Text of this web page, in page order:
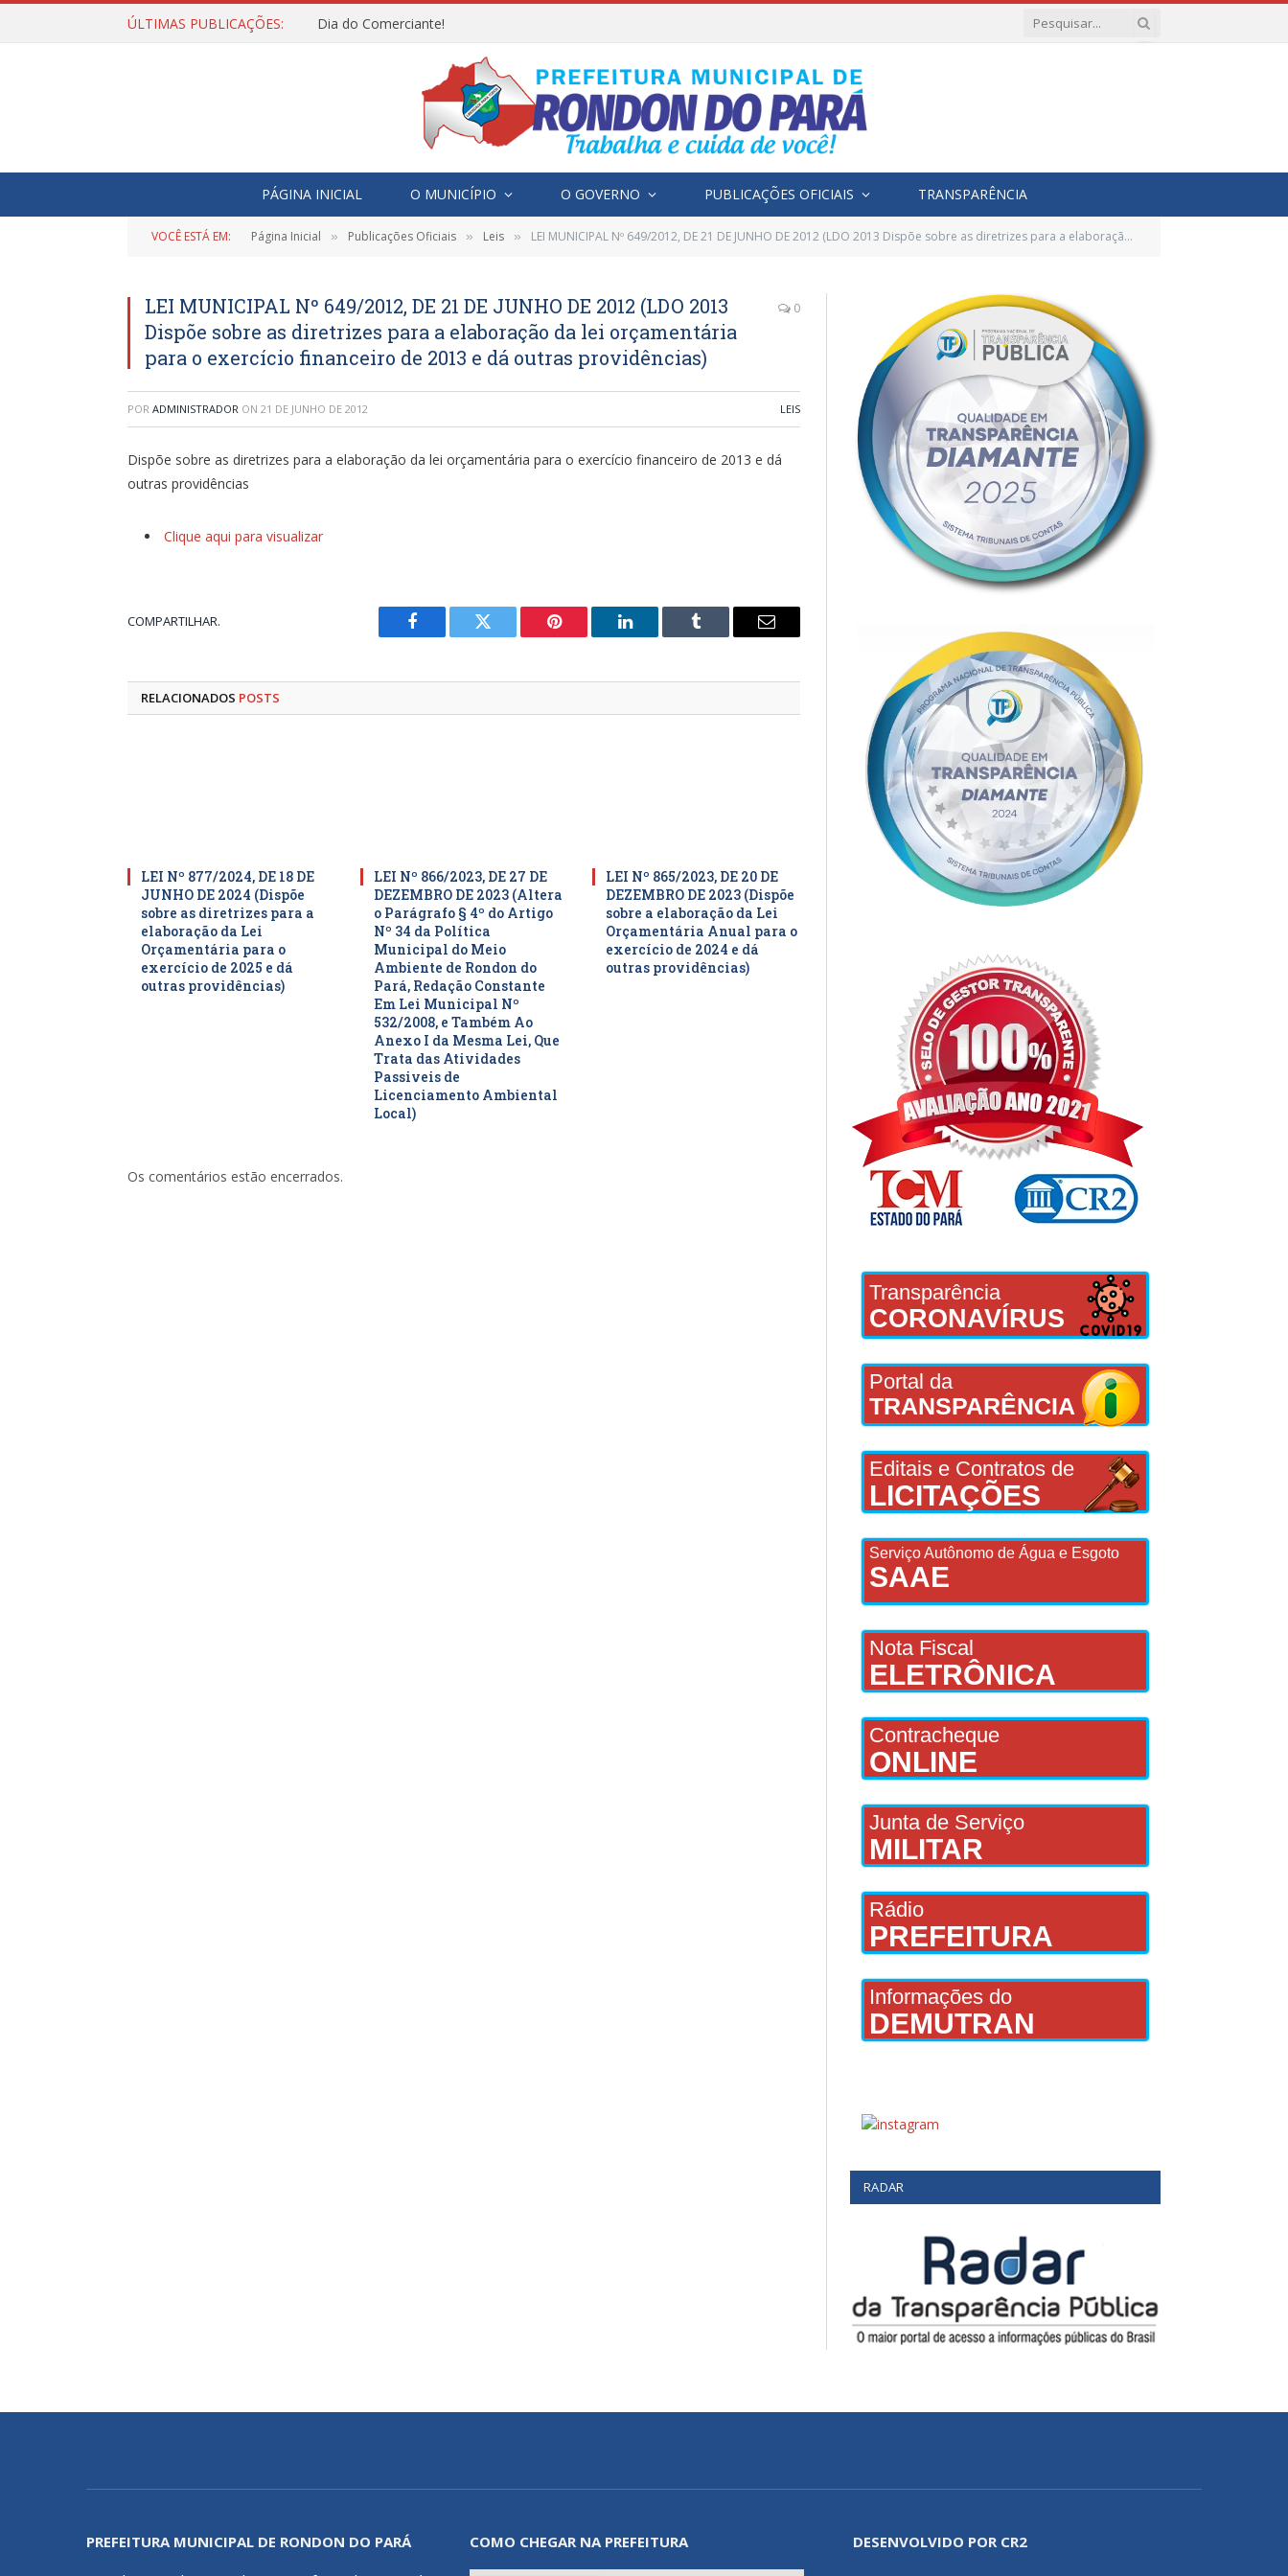
ÚLTIMAS PUBLICAÇÕES: Dia do Comerciante!
PÁGINA INICIAL O MUNICÍPIO O GOVERNO PUBLICAÇÕES OFICIAIS TRANSPARÊNCIA
VOCÊ ESTÁ EM: Página Inicial » Publicações Oficiais » Leis » LEI MUNICIPAL Nº 649/2012, DE 21 DE JUNHO DE 2012 (LDO 2013 Dispõe sobre as diretrizes para a elaboração da lei orçamentária para o exercício financeiro de 2013 e dá outras providências)
LEI MUNICIPAL Nº 649/2012, DE 21 DE JUNHO DE 2012 (LDO 2013
Dispõe sobre as diretrizes para a elaboração da lei orçamentária
para o exercício financeiro de 2013 e dá outras providências)
0
POR ADMINISTRADOR ON 21 DE JUNHO DE 2012 LEIS
Dispõe sobre as diretrizes para a elaboração da lei orçamentária para o exercício financeiro de 2013 e dá
outras providências
Clique aqui para visualizar
COMPARTILHAR.
Facebook Twitter Pinterest LinkedIn Tumblr
E-
RELACIONADOS POSTS
LEI Nº 877/2024, DE 18 DE
JUNHO DE 2024 (Dispõe
sobre as diretrizes para a
elaboração da Lei
Orçamentária para o
exercício de 2025 e dá
outras providências)
LEI Nº 866/2023, DE 27 DE
DEZEMBRO DE 2023 (Altera
o Parágrafo § 4º do Artigo
Nº 34 da Política
Municipal do Meio
Ambiente de Rondon do
Pará, Redação Constante
Em Lei Municipal Nº
532/2008, e Também Ao
Anexo I da Mesma Lei, Que
Trata das Atividades
Passiveis de
Licenciamento Ambiental
Local)
LEI Nº 865/2023, DE 20 DE
DEZEMBRO DE 2023 (Dispõe
sobre a elaboração da Lei
Orçamentária Anual para o
exercício de 2024 e dá
outras providências)
Os comentários estão encerrados.
Transparência
CORONAVÍRUS
Portal da
TRANSPARÊNCIA
Editais e Contratos de
LICITAÇÕES
Serviço Autônomo de Água e Esgoto
SAAE
Nota Fiscal
ELETRÔNICA
Contracheque
ONLINE
Junta de Serviço
MILITAR
Rádio
PREFEITURA
Informações do
DEMUTRAN
RADAR
PREFEITURA MUNICIPAL DE RONDON DO PARÁ
COMO CHEGAR NA PREFEITURA DESENVOLVIDO POR CR2